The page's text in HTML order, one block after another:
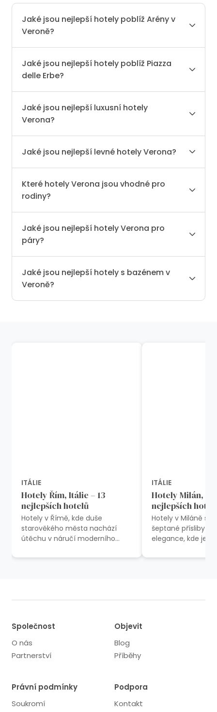
Jaké jsou nejlepší hotely poblíž Arény v
Veroně?
Jaké jsou nejlepší hotely poblíž Piazza
delle Erbe?
Jaké jsou nejlepší luxusní hotely
Verona?
Jaké jsou nejlepší levné hotely Verona?
Které hotely Verona jsou vhodné pro
rodiny?
Jaké jsou nejlepší hotely Verona pro
páry?
Jaké jsou nejlepší hotely s bazénem v
Veroně?
ITÁLIE
Hotely Řím, Itálie – 13
nejlepších hotelů
Hotely v Římě, kde duše
starověkého města nachází
útěchu v náručí moderního
vyryté do kamene. Kde se
ITÁLIE
Hotely Milán,
nejlepších
Hotely v Miláně se
šeptané přísliby
elegance, kde je
pulzujícím tepem
Společnost
O nás
Partnerství
Objevit
Blog
Příběhy
Právní podmínky
Soukromí
Podpora
Kontakt